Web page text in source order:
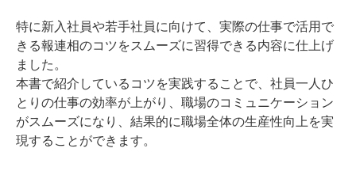
特に新入社員や若手社員に向けて、実際の仕事で活用で
きる報連相のコツをスムーズに習得できる内容に仕上げ
ました。
本書で紹介しているコツを実践することで、社員一人ひ
とりの仕事の効率が上がり、職場のコミュニケーション
がスムーズになり、結果的に職場全体の生産性向上を実
現することができます。